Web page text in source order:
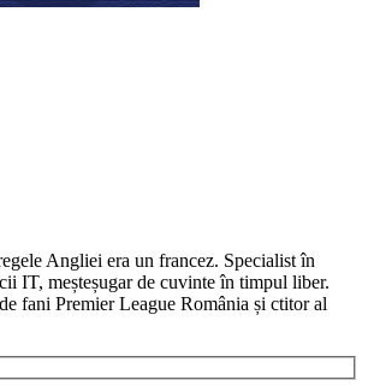
Angliei era un francez. Specialist în
IT, meșteșugar de cuvinte în timpul liber.
fani Premier League România și ctitor al